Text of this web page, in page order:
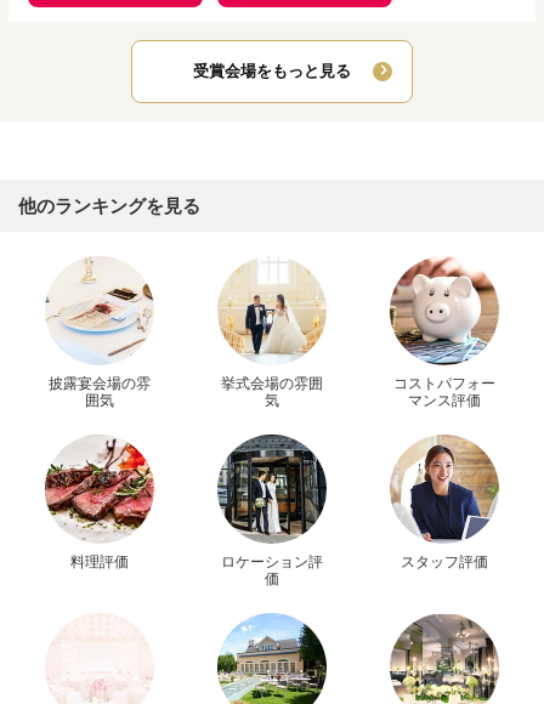
受賞会場をもっと見る
他のランキングを見る
披露宴会場の雰
囲気
挙式会場の雰囲
気
コストパフォー
マンス評価
料理評価
ロケーション評
価
スタッフ評価